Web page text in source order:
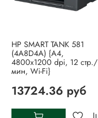
HP SMART TANK 581
(4A8D4A) {A4,
4800x1200 dpi, 12 стр./
мин, Wi-Fi}
13724.36 руб